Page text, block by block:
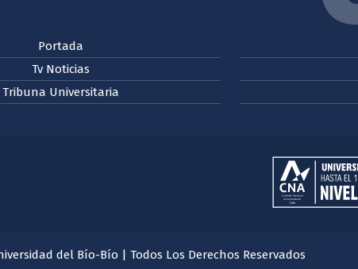
Portada
Tv Noticias
Tribuna Universitaria
del Bío-Bío | Todos Los Derechos Reservados